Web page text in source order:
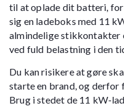
til at oplade dit batteri,
sig en ladeboks med 11
almindelige
ved fuld belastning i den
Du kan risikere at gøre
starte en brand, og
Brug i stedet de 11 kW-